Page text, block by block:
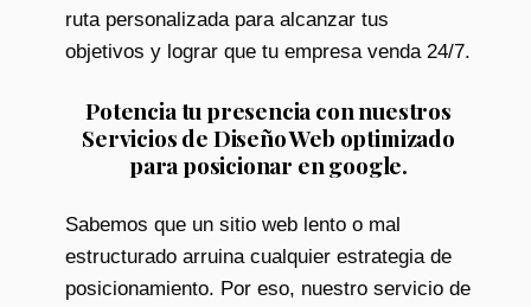
ruta personalizada para alcanzar tus
objetivos y lograr que tu empresa venda 24/7.
Potencia tu presencia con nuestros
Servicios de Diseño Web optimizado
para posicionar en google.
Sabemos que un sitio web lento o mal
estructurado arruina cualquier estrategia de
posicionamiento. Por eso, nuestro servicio de